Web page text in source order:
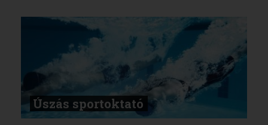
Úszás sportoktató